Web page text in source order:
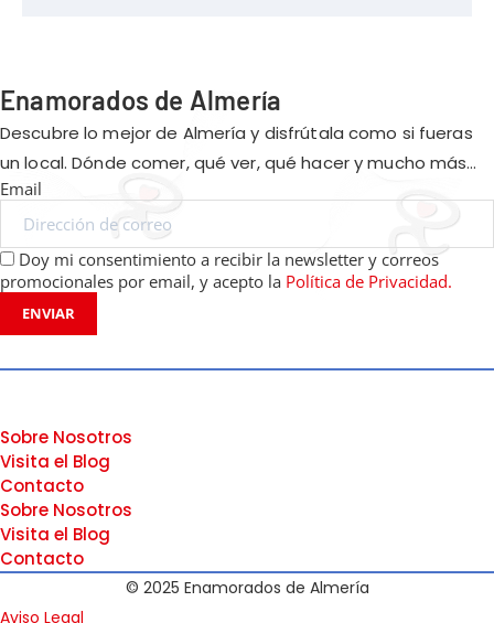
Enamorados de Almería
Descubre lo mejor de Almería y disfrútala como si fueras
un local. Dónde comer, qué ver, qué hacer y mucho más…
Email
Doy mi consentimiento a recibir la newsletter y correos
promocionales por email, y acepto la Política de Privacidad.
ENVIAR
Sobre Nosotros
Visita el Blog
Contacto
Sobre Nosotros
Visita el Blog
Contacto
© 2025 Enamorados de Almería
Aviso Legal